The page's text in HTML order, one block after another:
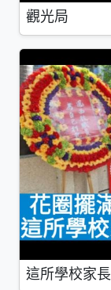
觀光局
這所學校家